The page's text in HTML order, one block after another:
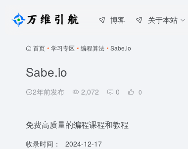
博客 关于本站
首页 • 学习专区 • 编程算法 • Sabe.io
Sabe.io
2年前发布 2,072 0 0
免费高质量的编程课程和教程
收录时间：
2024-12-17